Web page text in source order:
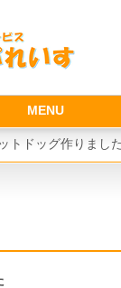
MENU
トドッグ作りました